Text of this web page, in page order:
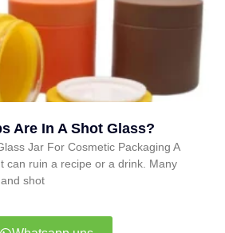
Are In A Shot Glass?
Jar For Cosmetic Packaging A
can ruin a recipe or a drink. Many
shot